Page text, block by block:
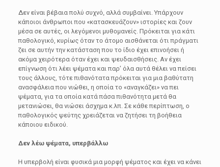
Δεν είναι βέβαια πολύ συχνό, αλλά συμβαίνει. Υπάρχουν
κάποιοι άνθρωποι που «κατασκευάζουν» ιστορίες και ζουν
μέσα σε αυτές, οι λεγόμενοι μυθομανείς. Πρόκειται για κάτι
παθολογικό, κυρίως όταν το άτομο αισθάνεται ότι πράγματι
ζει σε αυτήν την κατάσταση που το ίδιο έχει επινοήσει ή
ακόμα χειρότερα όταν έχει και ψευδαισθήσεις. Αν έχει
επίγνωση ότι λέει ψέματα και παρ’ όλα αυτά θέλει να πείσει
τους άλλους, τότε πιθανότατα πρόκειται για μια βαθύτατη
ανασφάλεια που νιώθει, η οποία το «αναγκάζει» να πει
ψέματα, για τα οποία κατά πάσα πιθανότητα μετά θα
μετανιώσει, θα νιώσει άσχημα κ.λπ. Σε κάθε περίπτωση, ο
παθολογικός ψεύτης χρειάζεται να ζητήσει τη βοήθεια
κάποιου ειδικού.
Δεν λέω ψέματα, υπερβάλλω
Η υπερβολή είναι φυσικά μια μορφή ψέματος και έχει να κάνει